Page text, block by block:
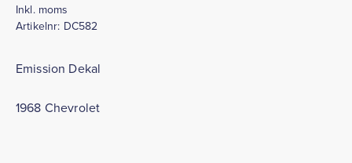
Inkl. moms
Artikelnr: DC582
Emission Dekal
1968 Chevrolet